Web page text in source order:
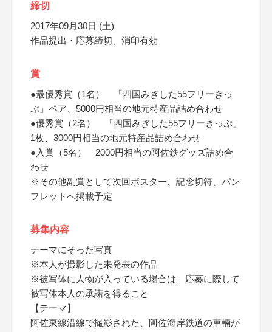
締切
2017年09月30日 (土)
作品提出・応募締切、消印有効
賞
●最優秀賞（1名） 「四国みぎした55フリーきっ
ぷ」ペア、5000円相当の地元特産品詰め合わせ
●優秀賞（2名） 「四国みぎした55フリーきっぷ」
1枚、3000円相当の地元特産品詰め合わせ
●入賞（5名） 2000円相当の阿佐鉄グッズ詰め合
わせ
※その他副賞として次回ポスター、記念切符、パン
フレットへ掲載予定
募集内容
テーマにそった写真
※本人が撮影した未発表の作品
※被写体に人物が入っている場合は、応募に際して
被写体本人の承諾を得ること
【テーマ】
阿佐東線沿線で撮影された、阿佐海岸鉄道の車輛が